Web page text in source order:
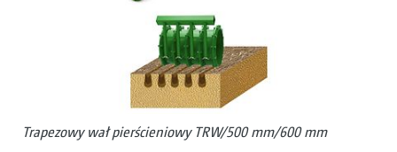
Trapezowy wał pierścieniowy TRW/500 mm/600 mm